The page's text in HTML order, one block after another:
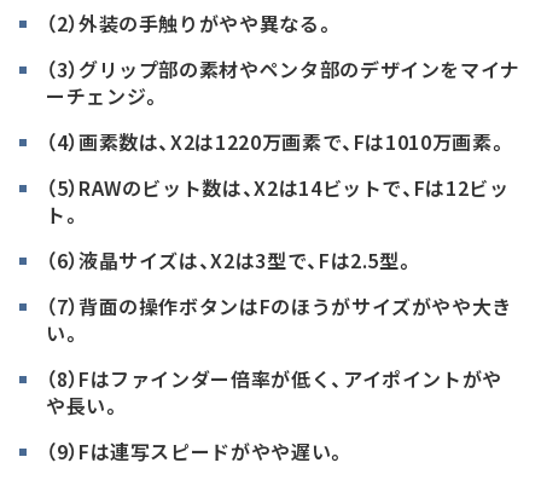
（2）外装の手触りがやや異なる。
（3）グリップ部の素材やペンタ部のデザインをマイナ
ーチェンジ。
（4）画素数は、X2は1220万画素で、Fは1010万画素。
（5）RAWのビット数は、X2は14ビットで、Fは12ビッ
ト。
（6）液晶サイズは、X2は3型で、Fは2.5型。
（7）背面の操作ボタンはFのほうがサイズがやや大き
い。
（8）Fはファインダー倍率が低く、アイポイントがや
や長い。
（9）Fは連写スピードがやや遅い。